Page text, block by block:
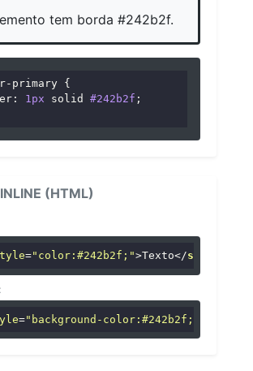
tem borda #242b2f.
primary {
: 1px solid #242b2f ;
(HTML)
="color:#242b2f;">Texto</span
="background-color:#242b2f;"